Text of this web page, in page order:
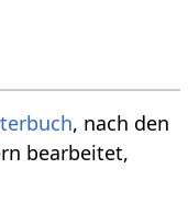
, nach den
bearbeitet,